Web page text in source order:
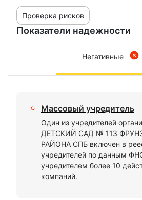
Показатели надежности
Проверка рисков
Негативные
Массовый учредитель
Один из учредителей
ДЕТСКИЙ САД № 113
РАЙОНА СПБ включен в
учредителей по данным
учредителем более 10
компаний.